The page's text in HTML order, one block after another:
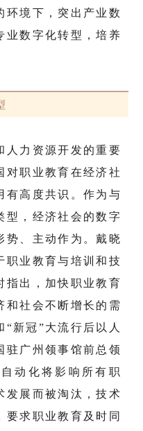
环境下，突出产业数
业数字化转型，培养
人力资源开发的重要
对职业教育在经济社
有高度共识。作为与
型，经济社会的数字
势、主动作为。戴晓
职业教育与培训和技
指出，加快职业教育
和社会不断增长的需
新冠”大流行后以人
驻广州领事馆前总领
动化将影响所有职
发展而被淘汰，技术
要求职业教育及时同